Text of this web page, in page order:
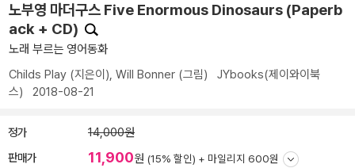
노부영 마더구스 Five Enormous Dinosaurs (Paperb
ack + CD)
노래 부르는 영어동화
Childs Play (지은이), Will Bonner (그림) JYbooks(제이와이북
스) 2018-08-21
정가 14,000원
판매가 11,900원 (15% 할인) + 마일리지 600원